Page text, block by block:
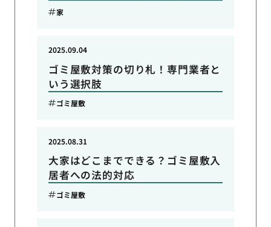
家
ゴミ屋敷対策の切り札！専門業者と
いう選択肢
2025.09.04
ゴミ屋敷
大家はどこまでできる？ゴミ屋敷入
居者への法的対応
2025.08.31
ゴミ屋敷